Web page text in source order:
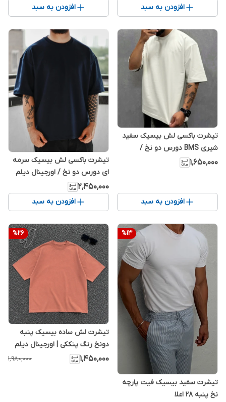
افزودن به سبد افزودن به سبد
تیشرت باکسی لش بیسیک سفید
شیری BMS دورس دو نخ /
اورجینال دیلم
۱٬۶۵۰٬۰۰۰
افزودن به سبد
تیشرت باکسی لش بیسیک سرمه
ای دورس دو نخ / اورجینال دیلم
۲٬۴۵۰٬۰۰۰
افزودن به سبد
%13
تیشرت سفید بیسیک فیت پارچه
نخ پنبه 28 اعلا
%26
تیشرت لش ساده بیسیک پنبه
دونخ رنگ پنککی | اورجینال دیلم
۱٬۴۵۰٬۰۰۰ ۱٬۹۸۰٬۰۰۰